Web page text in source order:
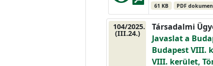
61 KB PDF
104/2025.
(III.24.)
Társadalmi
Javaslat a
Budapest VIII.
VIII. kerület,